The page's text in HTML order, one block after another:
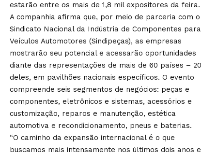
estarão entre os mais de 1,8 mil expositores da feira.
A companhia afirma que, por meio de parceria com o
Sindicato Nacional da Indústria de Componentes para
Veículos Automotores (Sindipeças), as empresas
mostrarão seu potencial e acessarão oportunidades
diante das representações de mais de 60 países – 20
deles, em pavilhões nacionais específicos. O evento
compreende seis segmentos de negócios: peças e
componentes, eletrônicos e sistemas, acessórios e
customização, reparos e manutenção, estética
automotiva e recondicionamento, pneus e baterias.
“O caminho da expansão internacional é o que
buscamos mais intensamente nos últimos dois anos e